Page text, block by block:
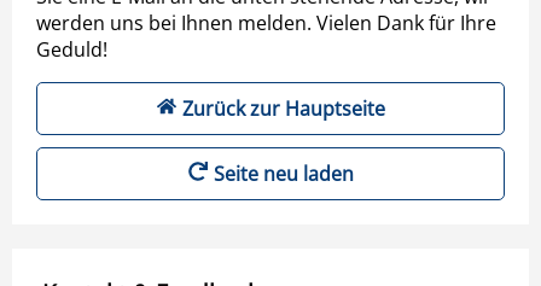
werden uns bei Ihnen melden. Vielen Dank für Ihre
Geduld!
Zurück zur Hauptseite
Seite neu laden